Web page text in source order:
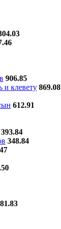
906.85
и клевету 869.08
612.91
393.84
348.84